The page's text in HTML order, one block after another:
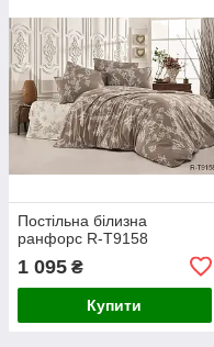
Постільна білизна
ранфорс R-T9158
1 095 ₴
Купити